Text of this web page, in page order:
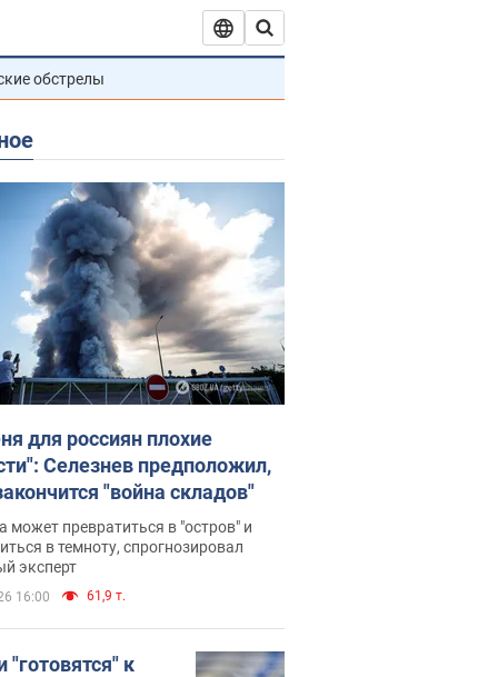
обстрелы
для россиян плохие
Селезнев предположил,
"война складов"
может превратиться в "остров" и
в темноту, спрогнозировал
эксперт
16:00 61,9 т.
"готовятся" к